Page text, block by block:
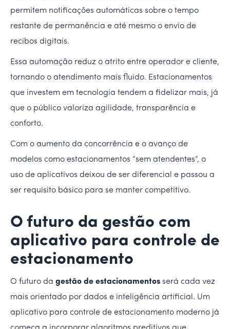
permitem notificações automáticas sobre o tempo
restante de permanência e até mesmo o envio de
recibos digitais.
Essa automação reduz o atrito entre operador e cliente,
tornando o atendimento mais fluido. Estacionamentos
que investem em tecnologia tendem a fidelizar mais, já
que o público valoriza agilidade, transparência e
conforto.
Com o aumento da concorrência e o avanço de
modelos como estacionamentos “sem atendentes”, o
uso de aplicativos deixou de ser diferencial e passou a
ser requisito básico para se manter competitivo.
O futuro da gestão com
aplicativo para controle de
estacionamento
O futuro da gestão de estacionamentos será cada vez
mais orientado por dados e inteligência artificial. Um
aplicativo para controle de estacionamento moderno já